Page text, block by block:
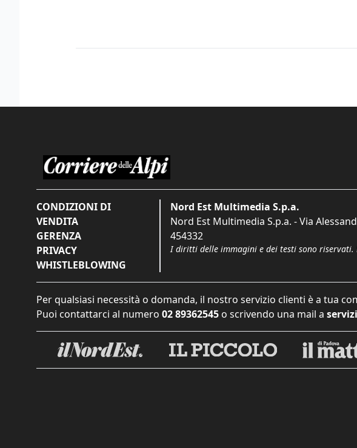
CONDIZIONI DI
VENDITA
GERENZA
PRIVACY
WHISTLEBLOWING
Nord Est Multimedia S.p.a.
Nord Est Multimedia S.p.a. - Via
454332
I diritti delle immagini e dei testi sono riservati.
Per qualsiasi necessità o domanda, il nostro servizio clienti è a tua
Puoi contattarci al numero 02 89362545 o scrivendo una mail a